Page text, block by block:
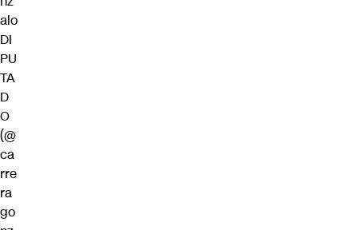
alo
DI
PU
TA
D
O
(@
ca
rre
ra
go